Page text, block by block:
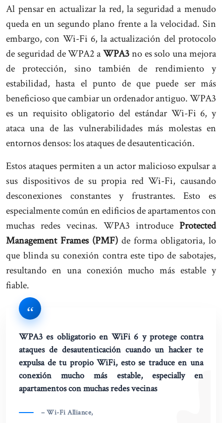
Al pensar en actualizar la red, la seguridad a menudo
queda en un segundo plano frente a la velocidad. Sin
embargo, con Wi-Fi 6, la actualización del protocolo
de seguridad de WPA2 aWPA3no es solo una mejora
de protección, sino también de rendimiento y
estabilidad, hasta el punto de que puede ser más
beneficioso que cambiar un ordenador antiguo. WPA3
es un requisito obligatorio del estándar Wi-Fi 6, y
ataca una de las vulnerabilidades más molestas en
entornos densos: los ataques de desautenticación.
Estos ataques permiten a un actor malicioso expulsar a
sus dispositivos de su propia red Wi-Fi, causando
desconexiones constantes y frustrantes. Esto es
especialmente común en edificios de apartamentos con
muchas redes vecinas. WPA3 introduce Protected
Management Frames (PMF) de forma obligatoria, lo
que blinda su conexión contra este tipo de sabotajes,
resultando en una conexión mucho más estable y
fiable.
WPA3 es obligatorio en WiFi 6 y protege contra
ataques de desautenticación cuando un hacker te
expulsa de tu propio WiFi, esto se traduce en una
conexión mucho más estable, especially en
apartamentos con muchas redes vecinas
– Wi-Fi Alliance,